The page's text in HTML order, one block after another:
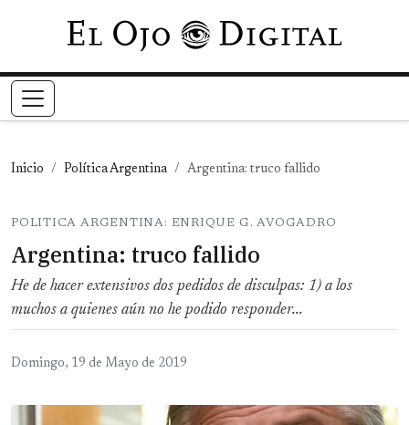
Pasar al contenido principal
Inicio Política Argentina Argentina: truco fallido
POLITICA ARGENTINA: ENRIQUE G. AVOGADRO
Argentina: truco fallido
He de hacer extensivos dos pedidos de disculpas: 1) a los
muchos a quienes aún no he podido responder...
Domingo, 19 de Mayo de 2019